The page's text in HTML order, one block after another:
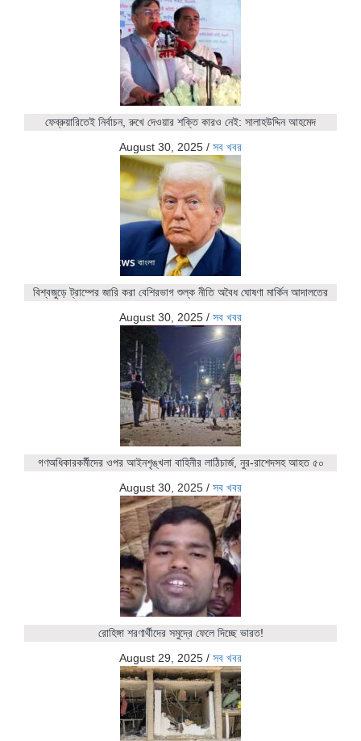
ফেব্রুয়ারিতেই নির্বাচন, রুখে দেওয়ার শক্তি কারও নেই: সালাহউদ্দিন আহমেদ
August 30, 2025 / সব খবর
বিশ্বজুড়ে ট্রাম্পের জারি করা বেশিরভাগ শুল্ক নীতি অবৈধ ঘোষণা মার্কিন আদালতের
August 30, 2025 / সব খবর
গণঅধিকারকর্মীদের ওপর আইনশৃঙ্খলা বাহিনীর লাঠিচার্জ, নুর-রাশেদসহ আহত ৫০
August 30, 2025 / সব খবর
রোহিঙ্গা শরণার্থীদের সমুদ্রে ফেলে দিচ্ছে ভারত!
August 29, 2025 / সব খবর